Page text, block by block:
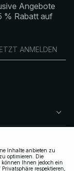
Angebote
% Rabatt auf
ANMELDEN